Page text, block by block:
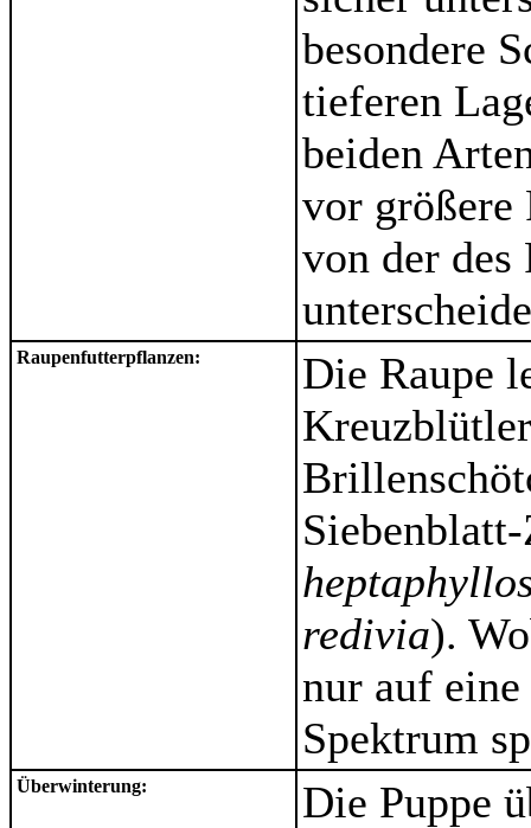
besondere
tieferen
beiden
vor größere
von der
Raupenfutterpflanzen:
Die Raupe
redivia).
nur auf
Spektrum
Überwinterung:
Die Puppe